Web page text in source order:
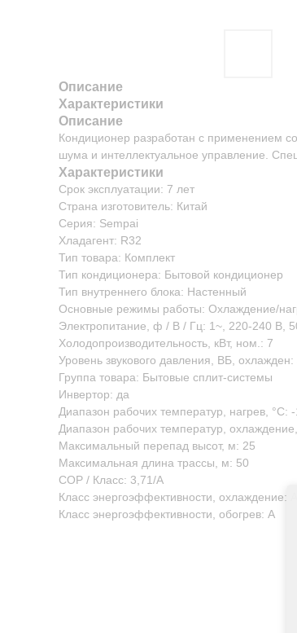
Описание
Характеристики
Описание
Кондиционер разработан с применением
шума и интеллектуальное управление.
Характеристики
Срок эксплуатации: 7 лет
Страна изготовитель: Китай
Серия: Sempai
Хладагент: R32
Тип товара: Комплект
Тип кондиционера: Бытовой кондиционер
Тип внутреннего блока: Настенный
Основные режимы работы: Охлаждение/
Электропитание, ф / В / Гц: 1~, 220-240 В,
Холодопроизводительность, кВт, ном.: 7
Уровень звукового давления, ВБ, охлажден:
Группа товара: Бытовые сплит-системы
Инвертор: да
Диапазон рабочих температур, нагрев, °C:
Диапазон рабочих температур,
Максимальный перепад высот, м: 25
Максимальная длина трассы, м: 50
COP / Класс: 3,71/A
Класс энергоэффективности, охлаждение: A
Класс энергоэффективности, обогрев: A